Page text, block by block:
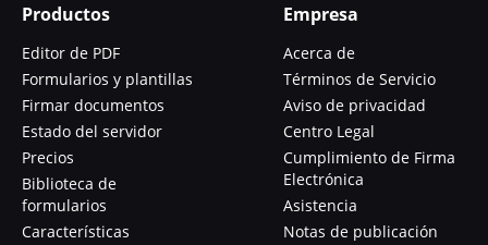
Productos
Editor de PDF
Formularios y plantillas
Firmar documentos
Estado del servidor
Precios
Biblioteca de
formularios
Características
Empresa
Acerca de
Términos de Servicio
Aviso de privacidad
Centro Legal
Cumplimiento de Firma
Electrónica
Asistencia
Notas de publicación